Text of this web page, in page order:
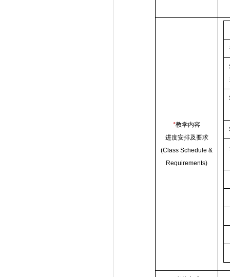
*教学内容
进度安排及要求
(Class Schedule &
Requirements)